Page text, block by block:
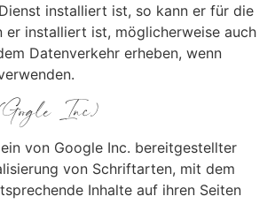
installiert ist, so kann er für die
er installiert ist, möglicherweise auch
Datenverkehr erheben, wenn
Inc.)
von Google Inc. bereitgestellter
von Schriftarten, mit dem
Inhalte auf ihren Seiten